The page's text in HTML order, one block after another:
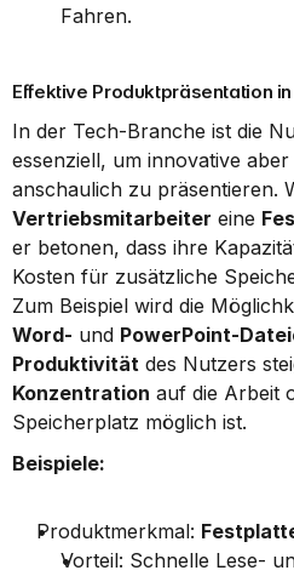
Fahren.
Effektive Produktpräsentation
In der Tech-Branche ist die
essenziell, um innovative
Vertriebsmitarbeiter eine
er betonen, dass ihre
Kosten für zusätzliche
Word- und PowerPoint-
Produktivität des Nutzers
Konzentration auf die Arbeit
Speicherplatz möglich ist.
Beispiele:
Produktmerkmal:
Vorteil: Schnelle Lese-